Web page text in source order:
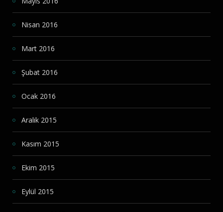
Nisan 2016
Mart 2016
Şubat 2016
Ocak 2016
Aralık 2015
Kasım 2015
Ekim 2015
Eylül 2015